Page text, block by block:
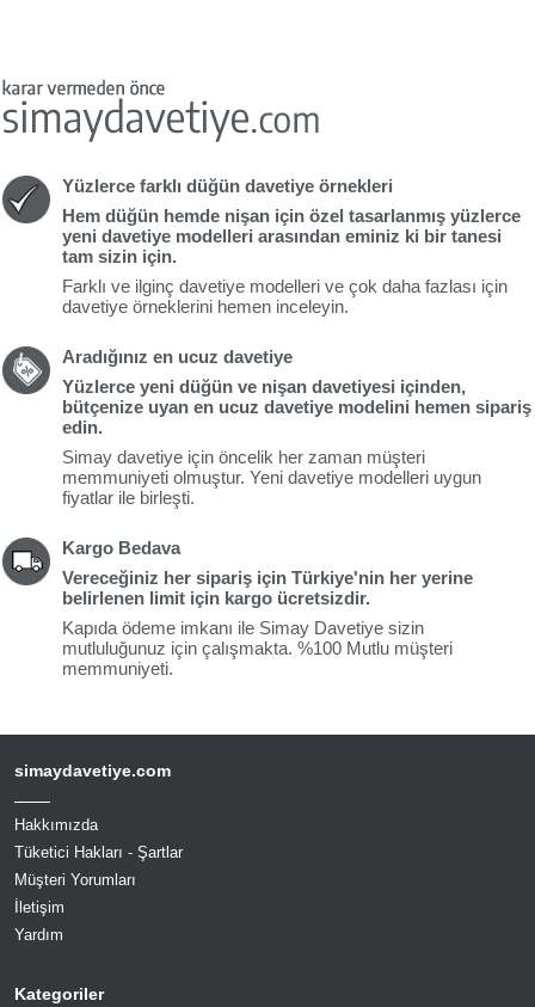
Yüzlerce farklı düğün davetiye örnekleri
Hem düğün hemde nişan için özel tasarlanmış yüzlerce
yeni davetiye modelleri arasından eminiz ki bir tanesi
tam sizin için.
Farklı ve ilginç davetiye modelleri ve çok daha fazlası için
davetiye örneklerini hemen inceleyin.
Aradığınız en ucuz davetiye
Yüzlerce yeni düğün ve nişan davetiyesi içinden,
bütçenize uyan en ucuz davetiye modelini hemen sipariş
edin.
Simay davetiye için öncelik her zaman müşteri
memmuniyeti olmuştur. Yeni davetiye modelleri uygun
fiyatlar ile birleşti.
Kargo Bedava
Vereceğiniz her sipariş için Türkiye'nin her yerine
belirlenen limit için kargo ücretsizdir.
Kapıda ödeme imkanı ile Simay Davetiye sizin
mutluluğunuz için çalışmakta. %100 Mutlu müşteri
memmuniyeti.
simaydavetiye.com
Hakkımızda
Tüketici Hakları - Şartlar
Müşteri Yorumları
İletişim
Yardım
Kategoriler